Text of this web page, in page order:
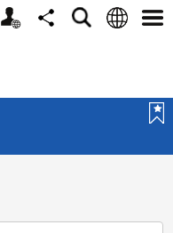
個
分
搜
語
選